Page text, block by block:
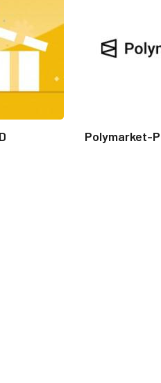
Polymarket-